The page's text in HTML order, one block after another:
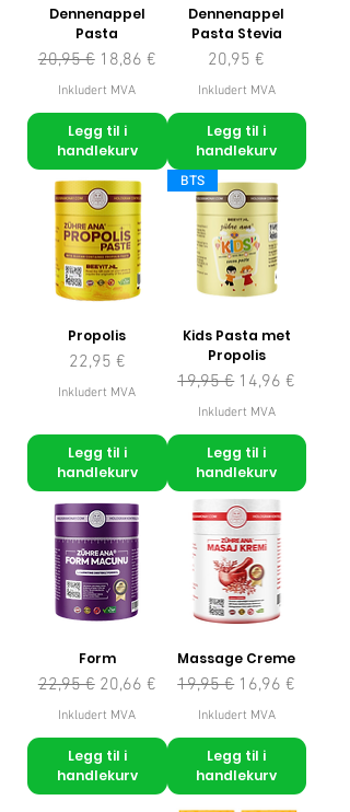
Dennenappel
Pasta
Vanlig pris
20,95 € Salgspris
18,86 €
Inkludert MVA
Legg til i
handlekurv
Dennenappel
Pasta Stevia
Pris
20,95 €
Inkludert MVA
Legg til i
handlekurv
Propolis
Pris
22,95 €
Inkludert MVA
Legg til i
handlekurv
BTS
Kids Pasta met
Propolis
Vanlig pris
19,95 € Salgspris
14,96 €
Inkludert MVA
Legg til i
handlekurv
Form
Vanlig pris
22,95 € Salgspris
20,66 €
Inkludert MVA
Legg til i
handlekurv
Massage Creme
Vanlig pris
19,95 € Salgspris
16,96 €
Inkludert MVA
Legg til i
handlekurv